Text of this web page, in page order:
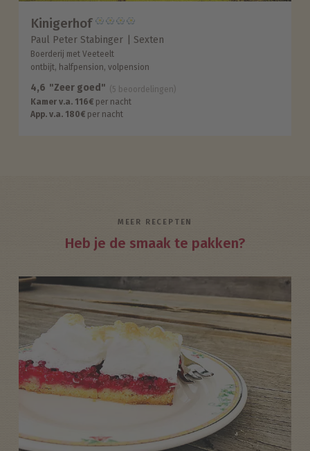
Kinigerhof
Paul Peter Stabinger Sexten
Boerderij met Veeteelt
ontbijt, halfpension, volpension
4,6 "Zeer goed"
(5 beoordelingen)
Kamer v.a. 116€ per nacht
App. v.a. 180€ per nacht
MEER RECEPTEN
Heb je de smaak te pakken?